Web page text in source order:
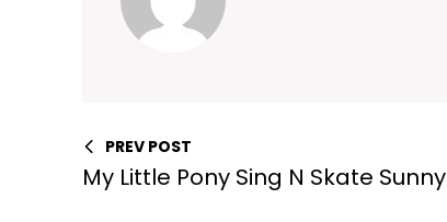
PREV POST
My Little Pony Sing N Skate Sunny